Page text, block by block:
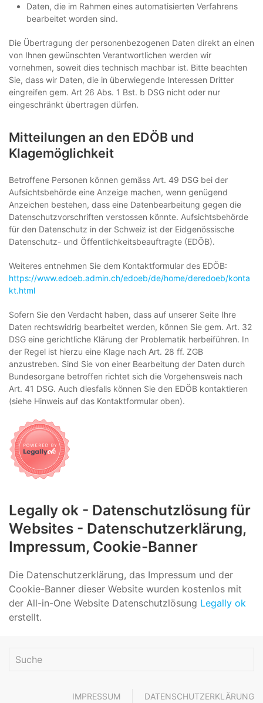
Daten, die im Rahmen eines automatisierten Verfahrens
bearbeitet worden sind.
Die Übertragung der personenbezogenen Daten direkt an einen
von Ihnen gewünschten Verantwortlichen werden wir
vornehmen, soweit dies technisch machbar ist. Bitte beachten
Sie, dass wir Daten, die in überwiegende Interessen Dritter
eingreifen gem. Art 26 Abs. 1 Bst. b DSG nicht oder nur
eingeschränkt übertragen dürfen.
Mitteilungen an den EDÖB und
Klagemöglichkeit
Betroffene Personen können gemäss Art. 49 DSG bei der
Aufsichtsbehörde eine Anzeige machen, wenn genügend
Anzeichen bestehen, dass eine Datenbearbeitung gegen die
Datenschutzvorschriften verstossen könnte. Aufsichtsbehörde
für den Datenschutz in der Schweiz ist der Eidgenössische
Datenschutz- und Öffentlichkeitsbeauftragte (EDÖB).
Weiteres entnehmen Sie dem Kontaktformular des EDÖB:
https://www.edoeb.admin.ch/edoeb/de/home/deredoeb/konta
kt.html
Sofern Sie den Verdacht haben, dass auf unserer Seite Ihre
Daten rechtswidrig bearbeitet werden, können Sie gem. Art. 32
DSG eine gerichtliche Klärung der Problematik herbeiführen. In
der Regel ist hierzu eine Klage nach Art. 28 ff. ZGB
anzustreben. Sind Sie von einer Bearbeitung der Daten durch
Bundesorgane betroffen richtet sich die Vorgehensweis nach
Art. 41 DSG. Auch diesfalls können Sie den EDÖB kontaktieren
(siehe Hinweis auf das Kontaktformular oben).
Legally ok - Datenschutzlösung für
Websites - Datenschutzerklärung,
Impressum, Cookie-Banner
Die Datenschutzerklärung, das Impressum und der
Cookie-Banner dieser Website wurden kostenlos mit
der All-in-One Website Datenschutzlösung Legally ok
erstellt.
IMPRESSUM DATENSCHUTZERKLÄRUNG